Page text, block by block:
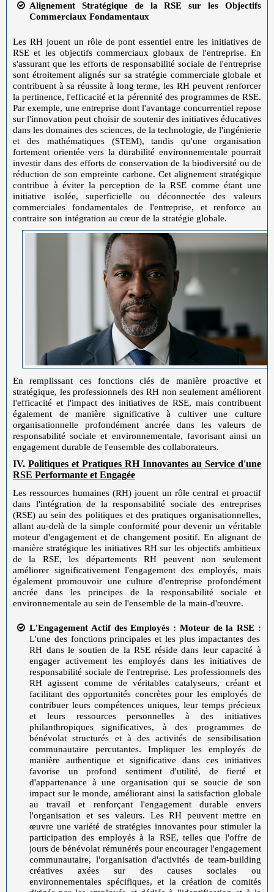
Alignement Stratégique de la RSE sur les Objectifs
Commerciaux Fondamentaux
Les RH jouent un rôle de pont essentiel entre les initiatives de
RSE et les objectifs commerciaux globaux de l'entreprise. En
s'assurant que les efforts de responsabilité sociale de l'entreprise
sont étroitement alignés sur sa stratégie commerciale globale et
contribuent à sa réussite à long terme, les RH peuvent renforcer
la pertinence, l'efficacité et la pérennité des programmes de RSE.
Par exemple, une entreprise dont l'avantage concurrentiel repose
sur l'innovation peut choisir de soutenir des initiatives éducatives
dans les domaines des sciences, de la technologie, de l'ingénierie
et des mathématiques (STEM), tandis qu'une organisation
fortement orientée vers la durabilité environnementale pourrait
investir dans des efforts de conservation de la biodiversité ou de
réduction de son empreinte carbone. Cet alignement stratégique
contribue à éviter la perception de la RSE comme étant une
initiative isolée, superficielle ou déconnectée des valeurs
commerciales fondamentales de l'entreprise, et renforce au
contraire son intégration au cœur de la stratégie globale.
En remplissant ces fonctions clés de manière proactive et
stratégique, les professionnels des RH non seulement améliorent
l'efficacité et l'impact des initiatives de RSE, mais contribuent
également de manière significative à cultiver une culture
organisationnelle profondément ancrée dans les valeurs de
responsabilité sociale et environnementale, favorisant ainsi un
engagement durable de l'ensemble des collaborateurs.
IV. Politiques et Pratiques RH Innovantes au Service d'une
RSE Performante et Engagée
Les ressources humaines (RH) jouent un rôle central et proactif
dans l'intégration de la responsabilité sociale des entreprises
(RSE) au sein des politiques et des pratiques organisationnelles,
allant au-delà de la simple conformité pour devenir un véritable
moteur d'engagement et de changement positif. En alignant de
manière stratégique les initiatives RH sur les objectifs ambitieux
de la RSE, les départements RH peuvent non seulement
améliorer significativement l'engagement des employés, mais
également promouvoir une culture d'entreprise profondément
ancrée dans les principes de la responsabilité sociale et
environnementale au sein de l'ensemble de la main-d'œuvre.
L'Engagement Actif des Employés : Moteur de la RSE :
L'une des fonctions principales et les plus impactantes des
RH dans le soutien de la RSE réside dans leur capacité à
engager activement les employés dans les initiatives de
responsabilité sociale de l'entreprise. Les professionnels des
RH agissent comme de véritables catalyseurs, créant et
facilitant des opportunités concrètes pour les employés de
contribuer leurs compétences uniques, leur temps précieux
et leurs ressources personnelles à des initiatives
philanthropiques significatives, à des programmes de
bénévolat structurés et à des activités de sensibilisation
communautaire percutantes. Impliquer les employés de
manière authentique et significative dans ces initiatives
favorise un profond sentiment d'utilité, de fierté et
d'appartenance à une organisation qui se soucie de son
impact sur le monde, améliorant ainsi la satisfaction globale
au travail et renforçant l'engagement durable envers
l'organisation et ses valeurs. Les RH peuvent mettre en
œuvre une variété de stratégies innovantes pour stimuler la
participation des employés à la RSE, telles que l'offre de
jours de bénévolat rémunérés pour encourager l'engagement
communautaire, l'organisation d'activités de team-building
créatives axées sur des causes sociales ou
environnementales spécifiques, et la création de comités